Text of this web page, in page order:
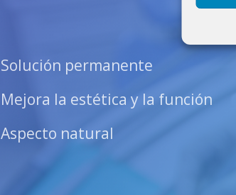
Solución permanente
Mejora la estética y la función
Aspecto natural